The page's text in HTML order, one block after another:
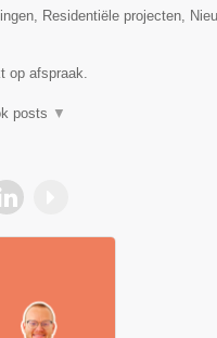
Residentiële projecten,
op afspraak.
posts ▼